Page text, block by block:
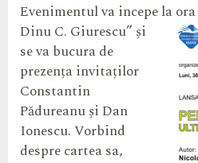
Evenimentul va incepe la
Dinu C. Giurescu” și
se va bucura de
prezența invitaților
Constantin
Pădureanu și Dan
Ionescu. Vorbind
despre cartea sa,